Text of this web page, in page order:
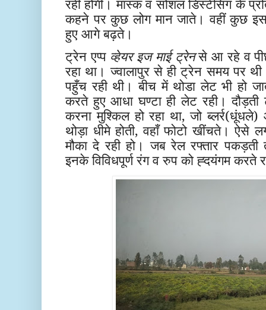
रही होंगी। मास्क व सोशल डिस्टेंसिंग के
कहने पर कुछ लोग मान जाते। वहीं कुछ इस
हुए आगे बढ़ते।
ट्रेन एप्प व्हेयर इज माई ट्रेनसे आ रहे व
रहा था। ज्वालापुर से ही ट्रेन समय पर
पहुँच रही थी। बीच में थोडा लेट भी हो
करते हुए आधा घण्टा ही लेट रही।
करना मुश्किल हो रहा था, जो
थोड़ा धीमे होती, वहाँ फोटो खींचते। ऐसे
मौका दे रही हो। जब रेल रफ्तार पकड़ती
इनके विविधपूर्ण रंग व रुप को ह्दयंगम करते